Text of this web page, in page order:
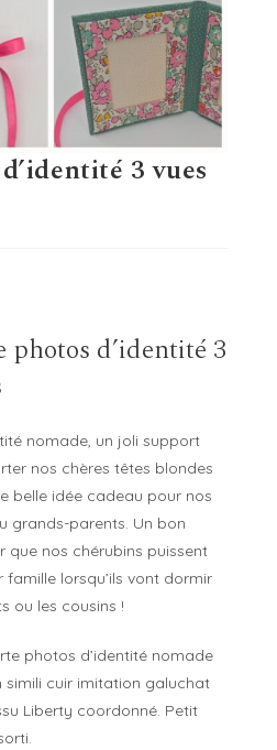
3 vues
photos d’identité 3
nomade, un joli support
nos chères têtes blondes
belle idée cadeau pour nos
grands-parents. Un bon
que nos chérubins puissent
famille lorsqu’ils vont dormir
ou les cousins !
photos d’identité nomade
simili cuir imitation galuchat
Liberty coordonné. Petit